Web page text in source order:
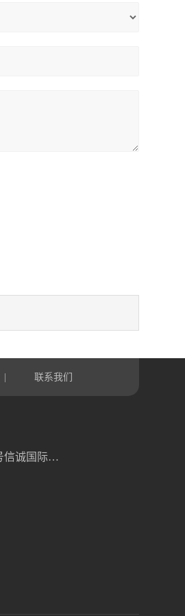
联系我们
厦门市湖里高新区岐山路16号信诚国际大厦1号楼822室